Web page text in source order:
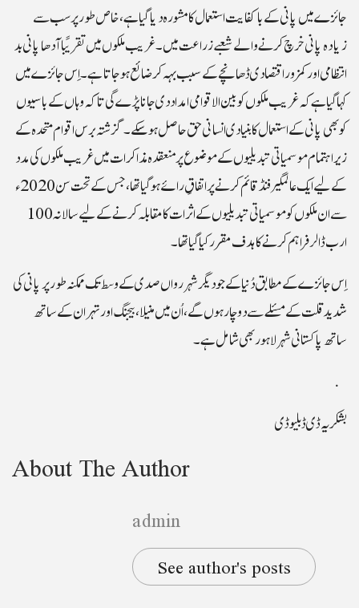
جائزے میں پانی کے باکفایت استعمال کا مشورہ دیا گیا ہے، خاص طور پر سب سے
زیادہ پانی خرچ کرنے والے شعبے زراعت میں۔ غریب ملکوں میں تقریباً آدھا پانی بد
انتظامی اور کمزور اقتصادی ڈھانچے کے سبب بہہ کر ضائع ہو جاتا ہے۔ اِس جائزے میں
کہا گیا ہے کہ غریب ملکوں کو بین الاقوامی امداد دی جانا پڑے گی تاکہ وہاں کے باسیوں
کو بھی پانی کے استعمال کا بنیادی انسانی حق حاصل ہو سکے۔ گزشتہ برس اقوام متحدہ کے
زیر اہتمام موسمیاتی تبدیلیوں کے موضوع پر منعقدہ مذاکرات میں غریب ملکوں کی مدد
کے لیے ایک عالمگیر فنڈ قائم کرنے پر اتفاقِ رائے ہو گیا تھا، جس کے تحت سن 2020ء
سے ان ملکوں کو موسمیاتی تبدیلیوں کے اثرات کا مقابلہ کرنے کے لیے سالانہ 100
ارب ڈالر فراہم کرنے کا ہدف مقرر کیا گیا تھا۔
اِس جائزے کے مطابق دُنیا کے جو دیگر شہر رواں صدی کے وسط تک ممکنہ طور پر پانی کی
شدید قلت کے مسئلے سے دوچار ہوں گے، اُن میں منیلا، بیجنگ اور تہران کے ساتھ
ساتھ پاکستانی شہر لاہور بھی شامل ہے۔
بشکریہ ڈی ڈبلیوڈی
About The Author
admin
See author's posts